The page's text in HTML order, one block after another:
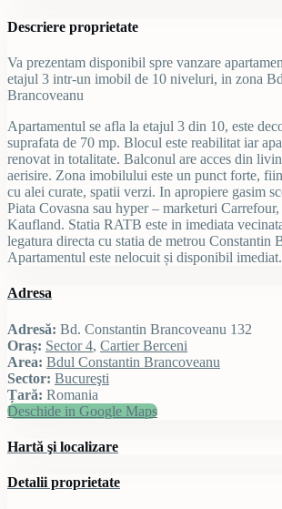
Descriere proprietate
Va prezentam disponibil spre vanzare
etajul 3 intr-un imobil de 10 niveluri, in zona
Brancoveanu
Apartamentul se afla la etajul 3 din 10, este
suprafata de 70 mp. Blocul este reabilitat iar
renovat in totalitate. Balconul are acces din
aerisire. Zona imobilului este un punct forte,
cu alei curate, spatii verzi. In apropiere gasim
Piata Covasna sau hyper – marketuri
Kaufland. Statia RATB este in imediata
legatura directa cu statia de metrou Constantin
Apartamentul este nelocuit și disponibil
Adresa
Adresă: Bd. Constantin Brancoveanu 132
Oraș: Sector 4, Cartier Berceni
Area: Bdul Constantin Brancoveanu
Sector: Bucureşti
Țară: Romania
Deschide in Google Maps
Hartă şi localizare
Detalii proprietate